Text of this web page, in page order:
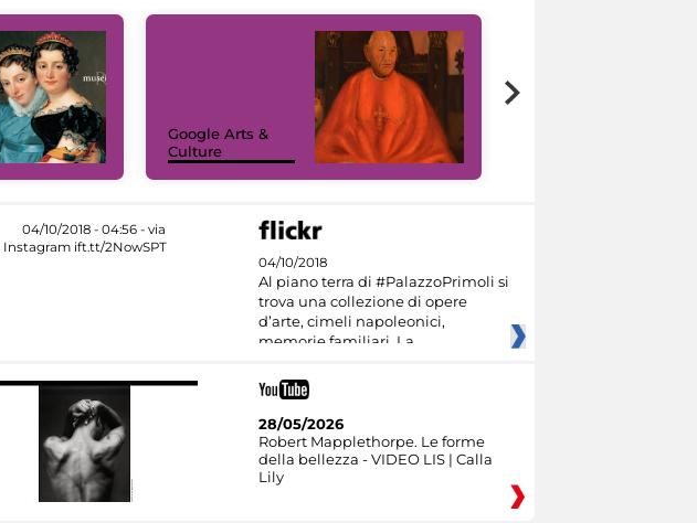
Google Arts &
Culture
04/10/2018
Al piano terra di #PalazzoPrimoli si
trova una collezione di opere
d’arte, cimeli napoleonici,
memorie familiari. La
28/05/2026
Robert Mapplethorpe. Le forme
della bellezza - VIDEO LIS | Calla
Lily